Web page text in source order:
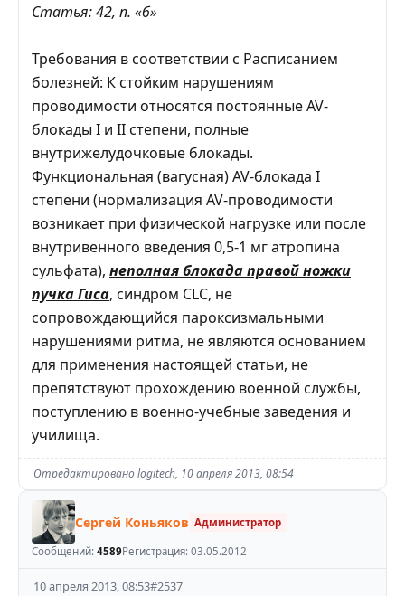
Статья: 42, п. «б»
Требования в соответствии с Расписанием
болезней: К стойким нарушениям
проводимости относятся постоянные AV-
блокады I и II степени, полные
внутрижелудочковые блокады.
Функциональная (вагусная) AV-блокада I
степени (нормализация AV-проводимости
возникает при физической нагрузке или после
внутривенного введения 0,5-1 мг атропина
сульфата), неполная блокада правой ножки
пучка Гиса, синдром CLC, не
сопровождающийся пароксизмальными
нарушениями ритма, не являются основанием
для применения настоящей статьи, не
препятствуют прохождению военной службы,
поступлению в военно-учебные заведения и
училища.
Отредактировано logitech, 10 апреля 2013, 08:54
Сергей Коньяков Администратор
Сообщений: 4589Регистрация: 03.05.2012
10 апреля 2013, 08:53#2537